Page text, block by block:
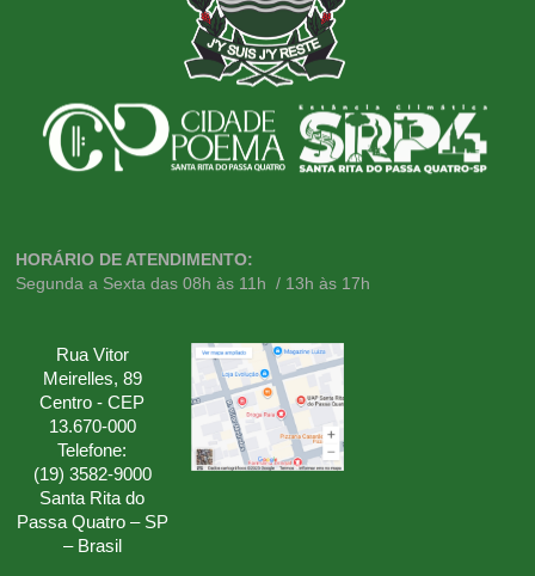
HORÁRIO DE ATENDIMENTO:
Segunda a Sexta das 08h às 11h / 13h às 17h
Rua Vitor
Meirelles, 89
Centro - CEP
13.670-000
Telefone:
(19) 3582-9000
Santa Rita do
Passa Quatro – SP
– Brasil